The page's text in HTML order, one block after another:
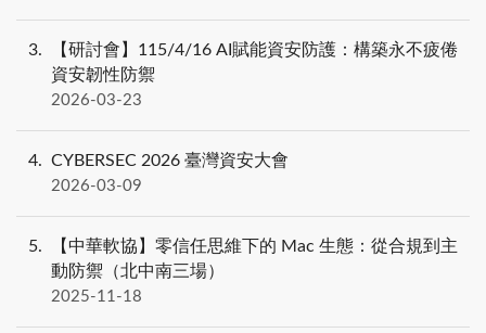
3
【研討會】115/4/16 AI賦能資安防護：構築永不疲倦
資安韌性防禦
2026-03-23
4 CYBERSEC 2026 臺灣資安大會
2026-03-09
5
【中華軟協】零信任思維下的 Mac 生態：從合規到主
動防禦（北中南三場）
2025-11-18